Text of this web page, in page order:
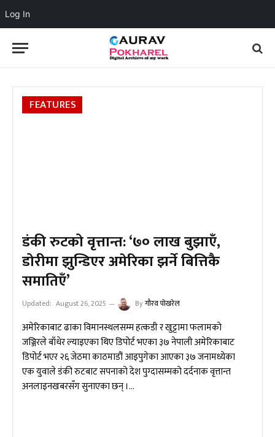
Log In
FEATURES
डंकी रुटको वृत्तान्त: ‘७० लाख बुझाएँ,
डोरीमा झुन्डिएर अमेरिका झर्ने बित्तिकै
समातिएँ’
Updated: August 26, 2025 Byगौरव पोखरेल
अमेरिकाबाट ढाका विमानस्थलसम्म हत्कडी र खुट्टामा फलामको
जञ्जिरले बाँधेर ल्याइएका थिए डिपोर्ट भएका ३७ नेपाली अमेरिकाबाट
डिपोर्ट भएर २६ जेठमा काठमाडौं आइपुगेका आएका ३७ जनामध्येका
एक युवाले डंकी रुटबाट सपनाको देश पुग्दासम्मको दर्दनाक वृत्तान्त
अनलाइनखबरसँग सुनाएका छन् ।…